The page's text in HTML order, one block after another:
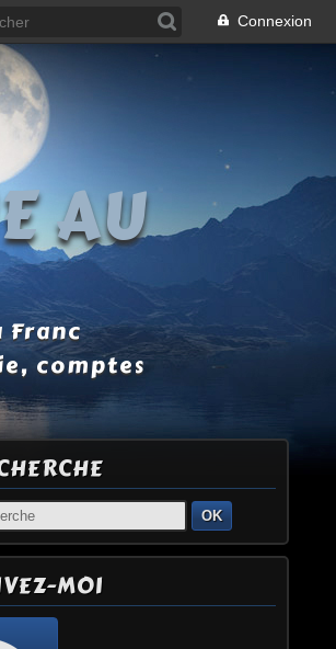
Connexion
AU
Franc
comptes
OK
MOI